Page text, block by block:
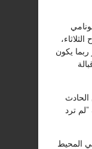
رختر ربما يكون
الحادث
ترد
المحيط